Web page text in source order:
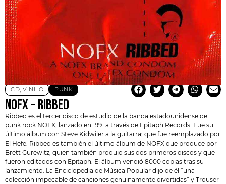
CD, VINILO PUNK
NOFX – RIBBED
Ribbed es el tercer disco de estudio de la banda estadounidense de
punk rock NOFX , lanzado en 1991 a través de Epitaph Records. Fue su
último álbum con Steve Kidwiler a la guitarra; que fue reemplazado por
El Hefe . Ribbed es también el último álbum de NOFX que produce por
Brett Gurewitz, quien también produjo sus dos primeros discos y que
fueron editados con Epitaph. El álbum vendió 8000 copias tras su
lanzamiento. La Enciclopedia de Música Popular dijo de él “una
colección impecable de canciones genuinamente divertidas” y Trouser